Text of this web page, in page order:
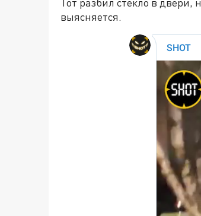
выясняется.